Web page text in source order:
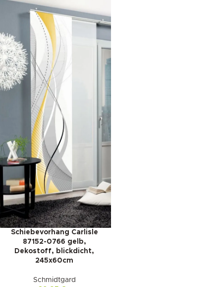
Schiebevorhang Carlisle
87152-0766 gelb,
Dekostoff, blickdicht,
245x60cm
Schmidtgard